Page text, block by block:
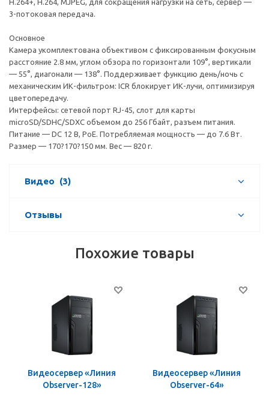
H.264+, H.264, MJPEG, для сокращения нагрузки на сеть, сервер —
3-потоковая передача.
Основное
Камера укомплектована объективом с фиксированным фокусным
расстояние 2.8 мм, углом обзора по горизонтали 109°, вертикали
— 55°, диагонали — 138°. Поддерживает функцию день/ночь с
механическим ИК-фильтром: ICR блокирует ИК-лучи, оптимизируя
цветопередачу.
Интерфейсы: сетевой порт RJ-45, слот для карты
microSD/SDHC/SDXC объемом до 256 Гбайт, разъем питания.
Питание — DC 12 В, PoE. Потребляемая мощность — до 7.6 Вт.
Размер — 170?170?150 мм. Вес — 820 г.
Видео (3)
Отзывы
Похожие товары
Видеосервер «Линия
Observer-128»
Видеосервер «Линия
Observer-64»